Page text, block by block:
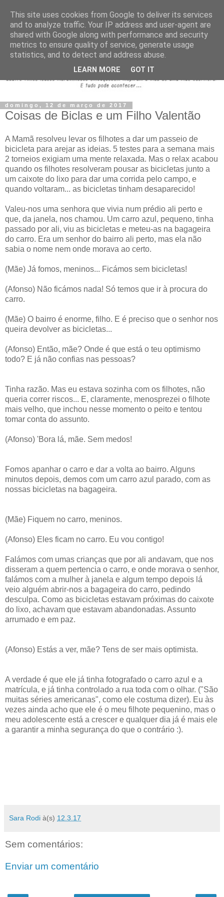
domingo, 12 de março de 2017
Coisas de Biclas e um Filho Valentão
A Mamã resolveu levar os filhotes a dar um passeio de
bicicleta para arejar as ideias. 5 testes para a semana mais
2 torneios exigiam uma mente relaxada. Mas o relax acabou
quando os filhotes resolveram pousar as bicicletas junto a
um caixote do lixo para dar uma corrida pelo campo, e
quando voltaram... as bicicletas tinham desaparecido!
Valeu-nos uma senhora que vivia num prédio ali perto e
que, da janela, nos chamou. Um carro azul, pequeno, tinha
passado por ali, viu as bicicletas e meteu-as na bagageira
do carro. Era um senhor do bairro ali perto, mas ela não
sabia o nome nem onde morava ao certo.
(Mãe) Já fomos, meninos... Ficámos sem bicicletas!
(Afonso) Não ficámos nada! Só temos que ir à procura do
carro.
(Mãe) O bairro é enorme, filho. E é preciso que o senhor nos
queira devolver as bicicletas...
(Afonso) Então, mãe? Onde é que está o teu optimismo
todo? E já não confias nas pessoas?
Tinha razão. Mas eu estava sozinha com os filhotes, não
queria correr riscos... E, claramente, menosprezei o filhote
mais velho, que inchou nesse momento o peito e tentou
tomar conta do assunto.
(Afonso) 'Bora lá, mãe. Sem medos!
Fomos apanhar o carro e dar a volta ao bairro. Alguns
minutos depois, demos com um carro azul parado, com as
nossas bicicletas na bagageira.
(Mãe) Fiquem no carro, meninos.
(Afonso) Eles ficam no carro. Eu vou contigo!
Falámos com umas crianças que por ali andavam, que nos
disseram a quem pertencia o carro, e onde morava o senhor,
falámos com a mulher à janela e algum tempo depois lá
veio alguém abrir-nos a bagageira do carro, pedindo
desculpa. Como as bicicletas estavam próximas do caixote
do lixo, achavam que estavam abandonadas. Assunto
arrumado e em paz.
(Afonso) Estás a ver, mãe? Tens de ser mais optimista.
A verdade é que ele já tinha fotografado o carro azul e a
matrícula, e já tinha controlado a rua toda com o olhar. ("São
muitas séries americanas", como ele costuma dizer). Eu às
vezes ainda acho que ele é o meu filhote pequenino, mas o
meu adolescente está a crescer e qualquer dia já é mais ele
a garantir a minha segurança do que o contrário :).
Sara Rodi à(s) 12.3.17
Sem comentários:
Enviar um comentário
This site uses cookies from Google to deliver its services
and to analyze traffic. Your IP address and user-agent are
shared with Google along with performance and security
metrics to ensure quality of service, generate usage
statistics, and to detect and address abuse.
LEARN MORE GOT IT